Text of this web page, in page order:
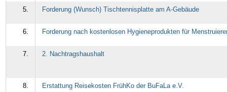
5. Forderung (Wunsch) Tischtennisplatte am A-Gebäude
6. Forderung nach kostenlosen Hygieneprodukten für
7. 2. Nachtragshaushalt
8. Erstattung Reisekosten FrühKo der BuFaLa e.V.